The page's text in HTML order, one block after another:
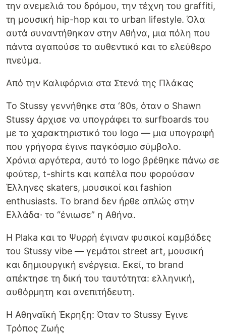
την ανεμελιά του δρόμου, την τέχνη του graffiti,
τη μουσική hip-hop και το urban lifestyle. Όλα
αυτά συναντήθηκαν στην Αθήνα, μια πόλη που
πάντα αγαπούσε το αυθεντικό και το ελεύθερο
πνεύμα.
Από την Καλιφόρνια στα Στενά της Πλάκας
Το Stussy γεννήθηκε στα ‘80s, όταν ο Shawn
Stussy άρχισε να υπογράφει τα surfboards του
με το χαρακτηριστικό του logo — μια υπογραφή
που γρήγορα έγινε παγκόσμιο σύμβολο.
Χρόνια αργότερα, αυτό το logo βρέθηκε πάνω σε
φούτερ, t-shirts και καπέλα που φορούσαν
Έλληνες skaters, μουσικοί και fashion
enthusiasts. Το brand δεν ήρθε απλώς στην
Ελλάδα∙ το “ένιωσε” η Αθήνα.
Η Plaka και το Ψυρρή έγιναν φυσικοί καμβάδες
του Stussy vibe — γεμάτοι street art, μουσική
και δημιουργική ενέργεια. Εκεί, το brand
απέκτησε τη δική του ταυτότητα: ελληνική,
αυθόρμητη και ανεπιτήδευτη.
Η Αθηναϊκή Έκρηξη: Όταν το Stussy Έγινε
Τρόπος Ζωής